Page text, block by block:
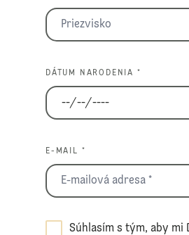
DÁTUM NARODENIA *
E-MAIL *
Súhlasím s tým, aby mi